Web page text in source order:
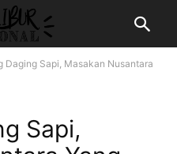
Daging Sapi, Masakan Nusantara
Sapi,